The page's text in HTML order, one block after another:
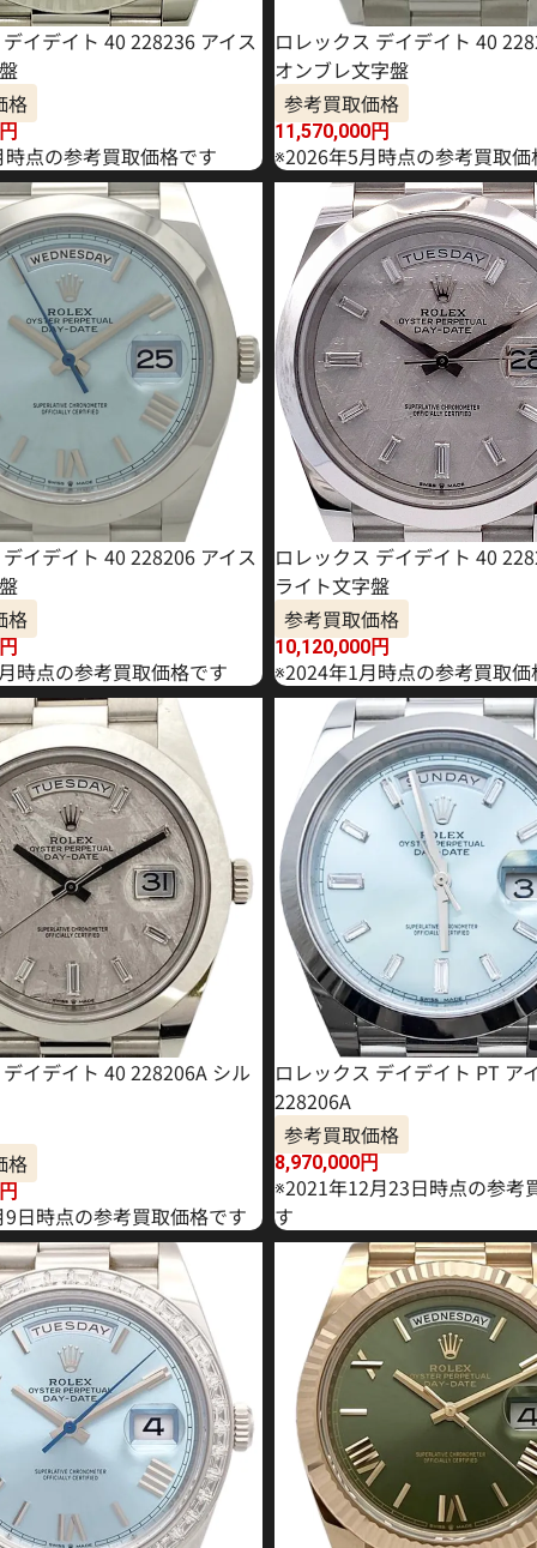
イデイト 40 228236 アイス
格
円
点の参考買取価格です
ロレックス デイデイト 40
オンブレ文字盤
参考買取価格
11,570,000円
※2026年5月時点の参考買取価
イデイト 40 228206 アイス
格
円
時点の参考買取価格です
ロレックス デイデイト 40
ライト文字盤
参考買取価格
10,120,000円
※2024年1月時点の参考買取価
イデイト 40 228206A シル
格
円
日時点の参考買取価格です
ロレックス デイデイト PT ア
228206A
参考買取価格
8,970,000円
※2021年12月23日時点の参考
す